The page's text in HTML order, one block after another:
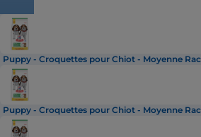
Puppy - Croquettes pour Chiot - Moyenne
Puppy - Croquettes pour Chiot - Moyenne